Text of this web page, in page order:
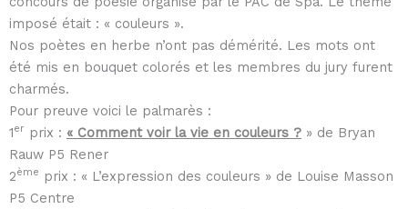
imposé était : « couleurs ».
Nos poètes en herbe n’ont pas démérité. Les mots ont
été mis en bouquet colorés et les membres du jury furent
charmés.
Pour preuve voici le palmarès :
1er prix : « Comment voir la vie en couleurs ? » de Bryan
Rauw P5 Rener
2ème
prix : « L’expression des couleurs » de Louise Masson
P5 Centre